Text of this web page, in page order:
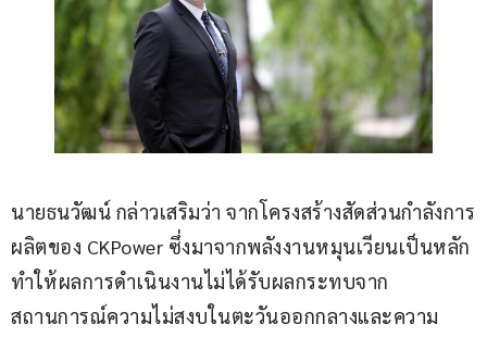
นายธนวัฒน์ กล่าวเสริมว่า จากโครงสร้างสัดส่วนกำลังการ
ผลิตของ CKPower ซึ่งมาจากพลังงานหมุนเวียนเป็นหลัก
ทำให้ผลการดำเนินงานไม่ได้รับผลกระทบจาก
สถานการณ์ความไม่สงบในตะวันออกกลางและความ